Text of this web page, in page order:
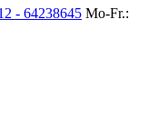
- 64238645 Mo-Fr.: